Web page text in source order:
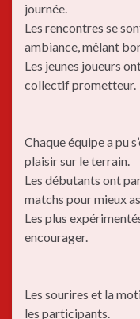
journée.
Les rencontres se
ambiance, mêlant
Les jeunes joueurs
collectif prometteur.
Chaque équipe a pu
plaisir sur le terrain.
Les débutants ont
matchs pour mieux
Les plus
encourager.
Les sourires et la
les participants.